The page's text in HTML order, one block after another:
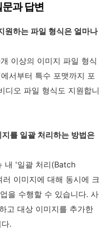
과 답변
하는 파일 형식은 얼마나
이상의 이미지 파일 형식
서부터 특수 포맷까지 포
디오 파일 형식도 지원합니
를 일괄 처리하는 방법은
내 '일괄 처리(Batch
이미지에 대해 동시에 크
을 수행할 수 있습니다. 사
고 대상 이미지를 추가한
.